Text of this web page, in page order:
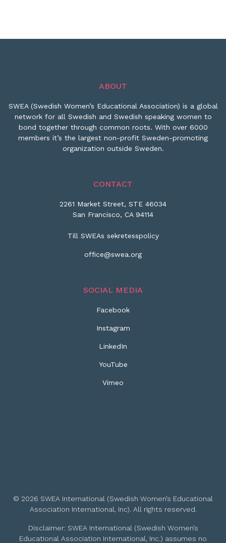
ABOUT
SWEA (Swedish Women’s Educational Association) is a global
network for all Swedish and Swedish speaking women to
bond together through common roots. With over 6000
members it’s the largest non-profit Sweden-promoting
organization outside Sweden.
CONTACT
2261 Market Street, STE 46034
San Francisco, CA 94114
Till SWEAs sekretesspolicy
office@swea.org
SOCIAL MEDIA
Facebook
Instagram
LinkedIn
YouTube
Vimeo
© 2026 SWEA International (Swedish Women’s Educational
Association International, Inc). All rights reserved.
Disclaimer: SWEA International (Swedish Women’s
Educational Association International, Inc.) assumes no